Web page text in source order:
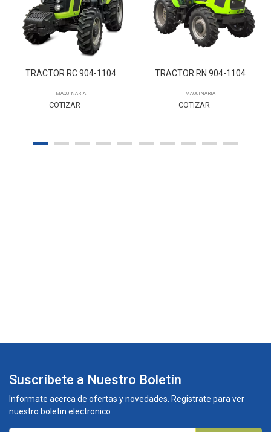
TRACTOR RN 904-1104
MAQUINARIA
COTIZAR
TRACTOR RS 1304-1604
MAQUINARIA
COTIZAR
Suscríbete a Nuestro Boletín
Informate acerca de ofertas y novedades. Registrate para ver
nuestro boletin electronico